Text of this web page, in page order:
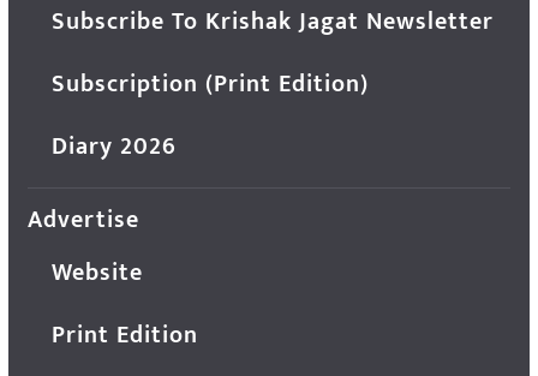
Subscribe To Krishak Jagat Newsletter
Subscription (Print Edition)
Diary 2026
Advertise
Website
Print Edition